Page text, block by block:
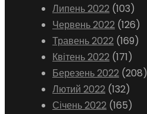
Липень 2022 (103)
Червень 2022 (126)
Травень 2022 (169)
Квітень 2022 (171)
Березень 2022 (208)
Лютий 2022 (132)
Січень 2022 (165)